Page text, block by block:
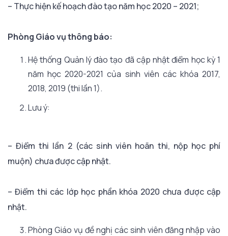
– Thực hiện kế hoạch đào tạo năm học 2020 – 2021;
Phòng Giáo vụ thông báo:
Hệ thống Quản lý đào tạo đã cập nhật điểm học kỳ 1
năm học 2020-2021 của sinh viên các khóa 2017,
2018, 2019 (thi lần 1).
Lưu ý:
– Điểm thi lần 2 (các sinh viên hoãn thi, nộp học phí
muộn) chưa được cập nhật.
– Điểm thi các lớp học phần khóa 2020 chưa được cập
nhật.
Phòng Giáo vụ đề nghị các sinh viên đăng nhập vào